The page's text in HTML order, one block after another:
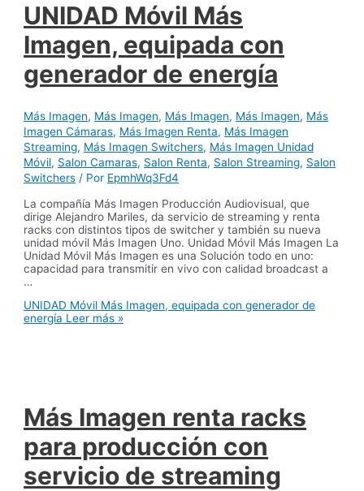
UNIDAD Móvil Más
Imagen, equipada con
generador de energía
Más Imagen, Más Imagen, Más Imagen, Más Imagen, Más
Imagen Cámaras, Más Imagen Renta, Más Imagen
Streaming, Más Imagen Switchers, Más Imagen Unidad
Móvil, Salon Camaras, Salon Renta, Salon Streaming, Salon
Switchers / Por EpmhWq3Fd4
La compañía Más Imagen Producción Audiovisual, que
dirige Alejandro Mariles, da servicio de streaming y renta
racks con distintos tipos de switcher y también su nueva
unidad móvil Más Imagen Uno. Unidad Móvil Más Imagen La
Unidad Móvil Más Imagen es una Solución todo en uno:
capacidad para transmitir en vivo con calidad broadcast a
…
UNIDAD Móvil Más Imagen, equipada con generador de
energía Leer más »
Más Imagen renta racks
para producción con
servicio de streaming